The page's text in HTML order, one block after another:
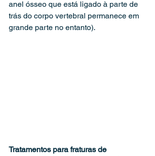
anel ósseo que está ligado à parte de
trás do corpo vertebral permanece em
grande parte no entanto).
Tratamentos para fraturas de